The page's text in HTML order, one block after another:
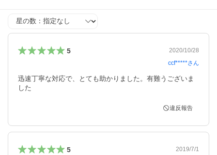
星の数
5
2020/10/28
ccf*****さん
迅速丁寧な対応で、とても助かりました。有難うございま
した
違反報告
5
2019/7/1